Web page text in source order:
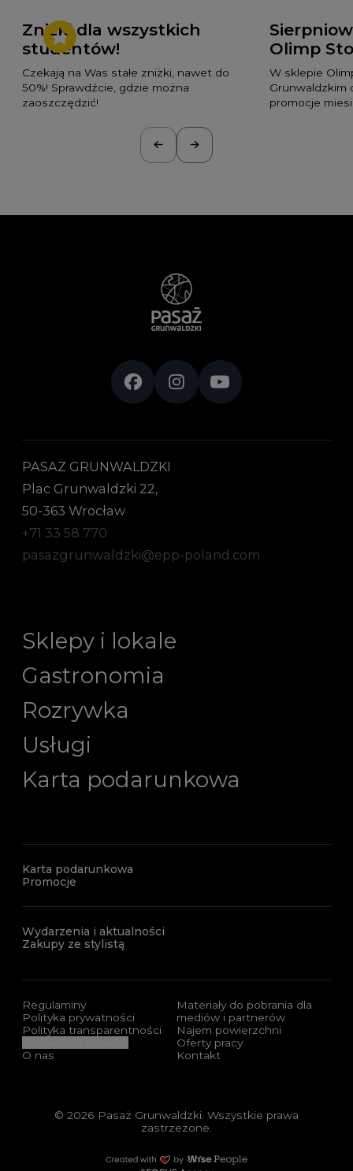
Zniżki dla wszystkich
studentów!
Czekają na Was stałe zniżki, nawet do
50%! Sprawdźcie, gdzie można
zaoszczędzić!
Olimp
W sklepie
Grunwaldzkim
promocje
PASAŻ GRUNWALDZKI
Plac Grunwaldzki 22,
50-363 Wrocław
+71 33 58 770
pasazgrunwaldzki@epp-poland.com
Sklepy i lokale
Gastronomia
Rozrywka
Usługi
Karta podarunkowa
Karta podarunkowa
Promocje
Wydarzenia i aktualności
Zakupy ze stylistą
Regulaminy
Polityka prywatności
Polityka transparentności
O nas
Materiały do pobrania dla
mediów i partnerów
Najem powierzchni
Oferty pracy
Kontakt
© 2026 Pasaż Grunwaldzki. Wszystkie prawa
zastrzeżone.